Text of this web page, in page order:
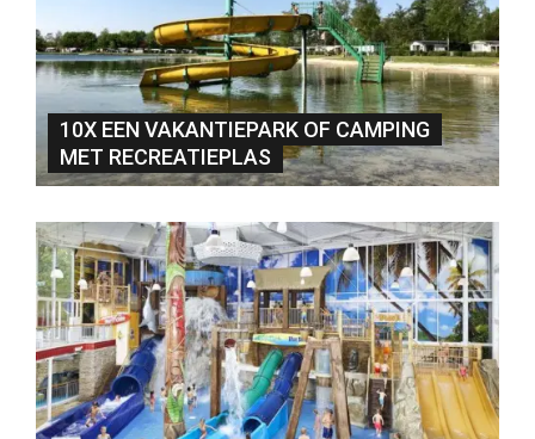
10X EEN VAKANTIEPARK OF CAMPING
MET RECREATIEPLAS